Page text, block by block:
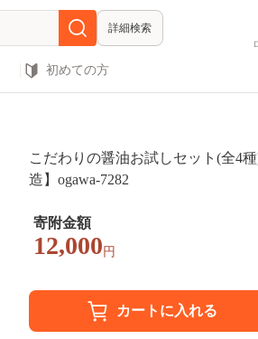
詳細検索
初めての方
こだわりの醤油お試しセット(全4
造】ogawa-7282
寄附金額
12,000 円